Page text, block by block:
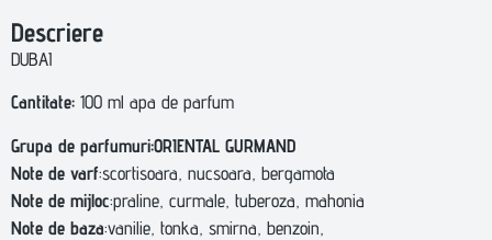
Descriere
DUBAI
Cantitate: 100 ml apa de parfum
Grupa de parfumuri:ORIENTAL GURMAND
Note de varf:scortisoara, nucsoara, bergamota
Note de mijloc:praline, curmale, tuberoza, mahonia
Note de baza:vanilie, tonka, smirna, benzoin,